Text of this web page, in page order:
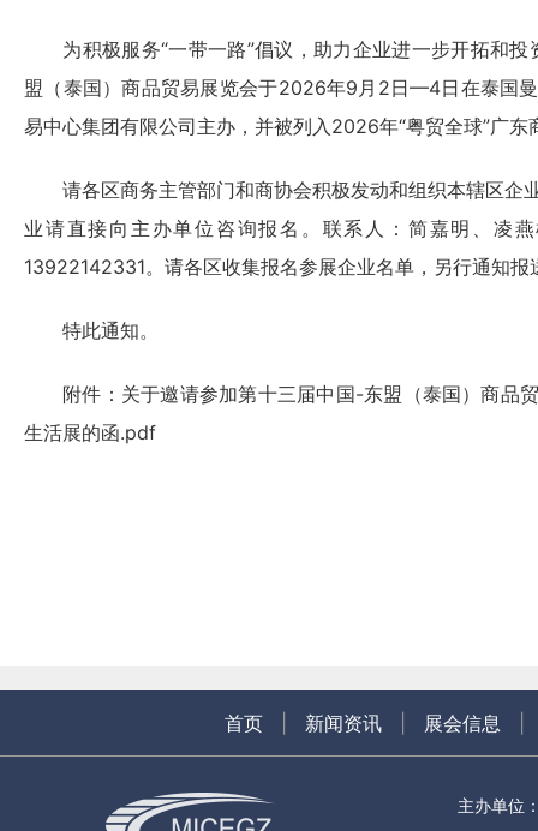
为积极服务“一带一路”倡议，助力企业进一步开拓和投
盟（泰国）商品贸易展览会于2026年9月2日—4日在泰国
易中心集团有限公司主办，并被列入2026年“粤贸全球”广东
请各区商务主管部门和商协会积极发动和组织本辖区企
业请直接向主办单位咨询报名。联系人：简嘉明、凌
13922142331。请各区收集报名参展企业名单，另行通知报
特此通知。
附件： 关于邀请参加第十三届中国-东盟（泰国）商品
生活展的函.pdf
首页 新闻资讯 展会信息
主办单位